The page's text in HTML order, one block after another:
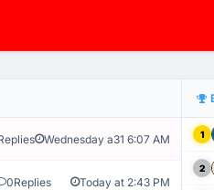
HỆ THỐNG GIÁM SÁT TỰ
Wednesday a31 6:07 AM
0Replies Today at 2:43 PM
1
2